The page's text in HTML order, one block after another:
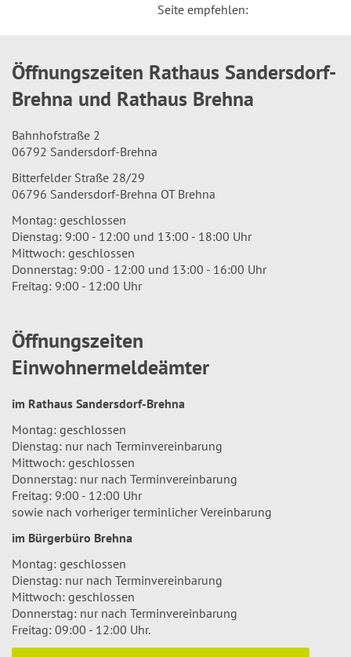
Seite empfehlen:
Öffnungszeiten Rathaus Sandersdorf-
Brehna und Rathaus Brehna
Bahnhofstraße 2
06792 Sandersdorf-Brehna
Bitterfelder Straße 28/29
06796 Sandersdorf-Brehna OT Brehna
Montag: geschlossen
Dienstag: 9:00 - 12:00 und 13:00 - 18:00 Uhr
Mittwoch: geschlossen
Donnerstag: 9:00 - 12:00 und 13:00 - 16:00 Uhr
Freitag: 9:00 - 12:00 Uhr
Öffnungszeiten
Einwohnermeldeämter
im Rathaus Sandersdorf-Brehna
Montag: geschlossen
Dienstag: nur nach Terminvereinbarung
Mittwoch: geschlossen
Donnerstag: nur nach Terminvereinbarung
Freitag: 9:00 - 12:00 Uhr
sowie nach vorheriger terminlicher Vereinbarung
im Bürgerbüro Brehna
Montag: geschlossen
Dienstag: nur nach Terminvereinbarung
Mittwoch: geschlossen
Donnerstag: nur nach Terminvereinbarung
Freitag: 09:00 - 12:00 Uhr.